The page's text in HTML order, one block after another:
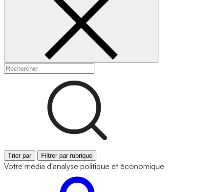
Trier par Filtrer par rubrique
Votre média d'analyse politique et économique